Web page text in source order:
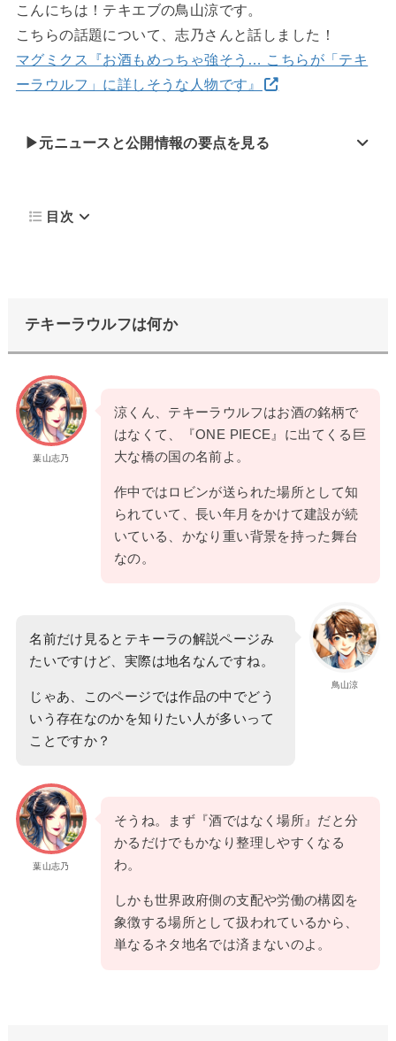
こんにちは！テキエブの鳥山涼です。
こちらの話題について、志乃さんと話しました！
マグミクス『お酒もめっちゃ強そう… こちらが「テキ
ーラウルフ」に詳しそうな人物です』
▶元ニュースと公開情報の要点を見る
目次
テキーラウルフは何か
葉山志乃
涼くん、テキーラウルフはお酒の銘柄で
はなくて、『ONE PIECE』に出てくる巨
大な橋の国の名前よ。
作中ではロビンが送られた場所として知
られていて、長い年月をかけて建設が続
いている、かなり重い背景を持った舞台
なの。
鳥山涼
名前だけ見るとテキーラの解説ページみ
たいですけど、実際は地名なんですね。
じゃあ、このページでは作品の中でどう
いう存在なのかを知りたい人が多いって
ことですか？
葉山志乃
そうね。まず『酒ではなく場所』だと分
かるだけでもかなり整理しやすくなる
わ。
しかも世界政府側の支配や労働の構図を
象徴する場所として扱われているから、
単なるネタ地名では済まないのよ。